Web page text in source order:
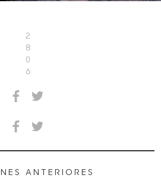
2
8
0
6
ANTERIORES